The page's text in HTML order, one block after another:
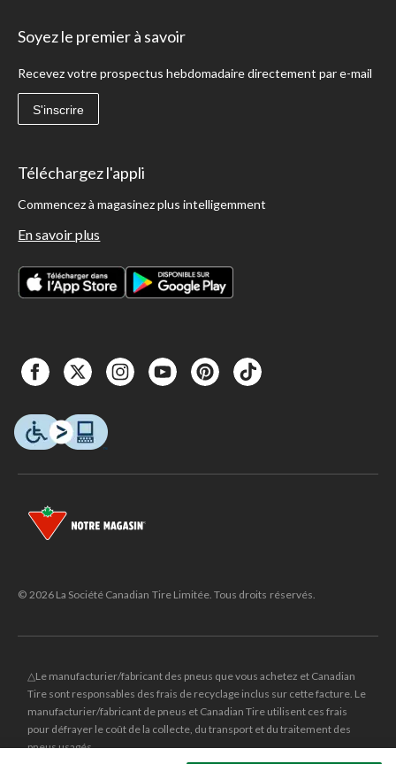
Soyez le premier à savoir
Recevez votre prospectus hebdomadaire directement par e-mail
S'inscrire
Téléchargez l'appli
Commencez à magasinez plus intelligemment
En savoir plus
© 2026 La Société Canadian Tire Limitée. Tous droits réservés.
△Le manufacturier/fabricant des pneus que vous achetez et Canadian
Tire sont responsables des frais de recyclage inclus sur cette facture. Le
manufacturier/fabricant de pneus et Canadian Tire utilisent ces frais
pour défrayer le coût de la collecte, du transport et du traitement des
pneus usagés.